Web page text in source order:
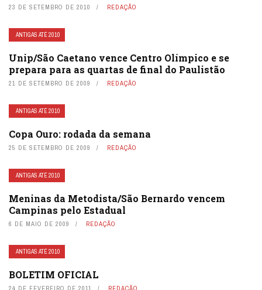
23 DE SETEMBRO DE 2010 REDAÇÃO
ANTIGAS ATÉ 2010
Unip/São Caetano vence Centro Olímpico e se
prepara para as quartas de final do Paulistão
21 DE SETEMBRO DE 2009 REDAÇÃO
ANTIGAS ATÉ 2010
Copa Ouro: rodada da semana
25 DE SETEMBRO DE 2009 REDAÇÃO
ANTIGAS ATÉ 2010
Meninas da Metodista/São Bernardo vencem
Campinas pelo Estadual
6 DE MAIO DE 2009 REDAÇÃO
ANTIGAS ATÉ 2010
BOLETIM OFICIAL
24 DE FEVEREIRO DE 2011 REDAÇÃO